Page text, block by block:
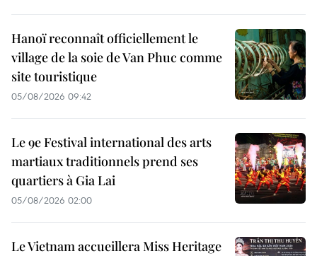
Hanoï reconnaît officiellement le
village de la soie de Van Phuc comme
site touristique
05/08/2026 09:42
Le 9e Festival international des arts
martiaux traditionnels prend ses
quartiers à Gia Lai
05/08/2026 02:00
Le Vietnam accueillera Miss Heritage